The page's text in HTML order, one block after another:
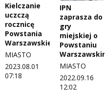
Kielczanie
uczczą
rocznicę
Powstania
Warszawskiego
MIASTO
2023.08.01
07:18
IPN
zaprasza do
gry
miejskiej o
Powstaniu
Warszawskim
MIASTO
2022.09.16
12:02